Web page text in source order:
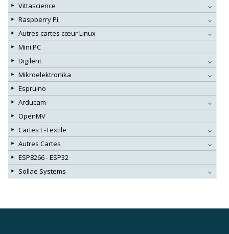
Vittascience
Raspberry Pi
Autres cartes cœur Linux
Mini PC
Digilent
Mikroelektronika
Espruino
Arducam
OpenMV
Cartes E-Textile
Autres Cartes
ESP8266 - ESP32
Sollae Systems